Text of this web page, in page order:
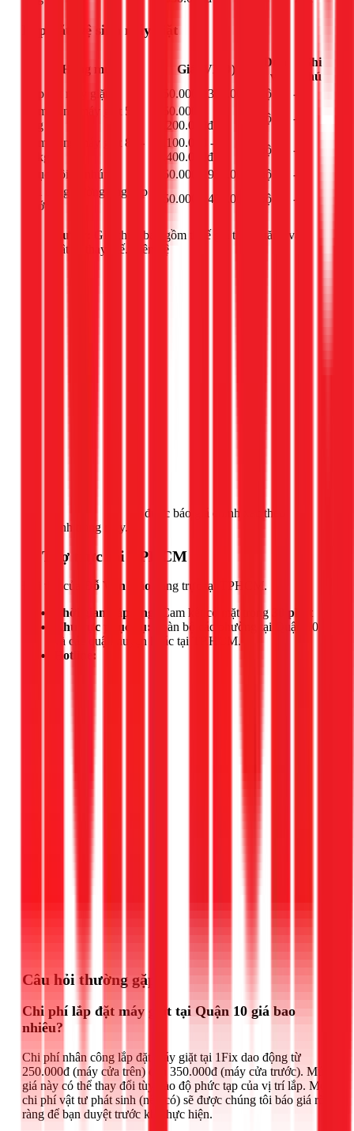
Lắp đặt, vệ sinh máy giặt
Hạng mục Giá (VNĐ)
Đơn
vị
Ghi
chú
Lắp đặt máy giặt
250.000 - 300.000đ bộ
-
Làm đồng máy giặt 5-
8kg
950.000 -
1.200.000đ
bộ
-
Làm đồng máy giặt 8.5-
12kg
1.100.000 -
1.400.000đ
bộ
-
Phục hồi ty nhúng
550.000 - 950.000đ bộ
-
Thi công đường ống cấp
nước
250.000 - 400.000đ bộ -
Lưu ý:
Giá chưa bao gồm thuế giá trị gia tăng và
vật tư thay thế. Liên hệ
để được báo giá chính xác theo
tình trạng máy.
📍 Thợ trực tại TPHCM
Đội thợ của Đỗ Văn Hảo
đang trực tại TPHCM.
Thời gian đáp ứng:
Cam kết có mặt trong
30 phút
Khu vực phục vụ:
Toàn bộ các phường tại Quận 10
và các quận huyện khác tại TP.HCM.
Hotline:
Câu hỏi thường gặp
Chi phí lắp đặt máy giặt tại Quận 10 giá bao
nhiêu?
Chi phí nhân công lắp đặt máy giặt tại 1Fix dao động từ
250.000đ (máy cửa trên) đến 350.000đ (máy cửa trước). Mức
giá này có thể thay đổi tùy vào độ phức tạp của vị trí lắp. Mọi
chi phí vật tư phát sinh (nếu có) sẽ được chúng tôi báo giá rõ
ràng để bạn duyệt trước khi thực hiện.